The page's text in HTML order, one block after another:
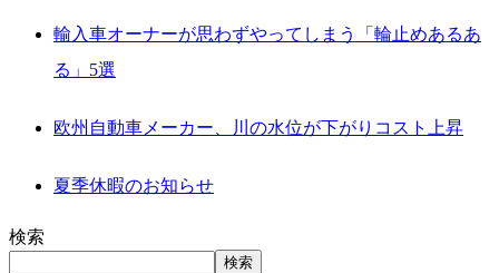
輸入車オーナーが思わずやってしまう「輪止めあるあ
る」5選
欧州自動車メーカー、川の水位が下がりコスト上昇
夏季休暇のお知らせ
検索
検索